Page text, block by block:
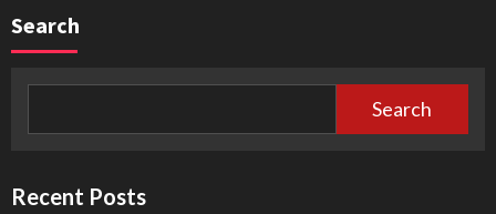
Search
Search
Recent Posts